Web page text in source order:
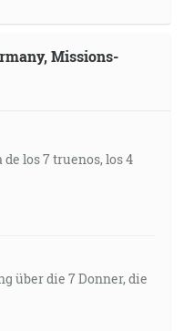
Missions-
los 7 truenos, los 4
über die 7 Donner, die